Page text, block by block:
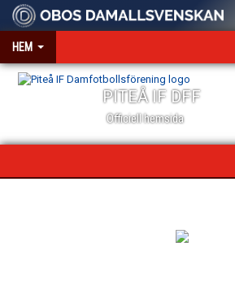
HEM
PITEÅ IF DFF
Officiell hemsida